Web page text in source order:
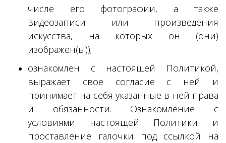
числе его фотографии, а также
видеозаписи или произведения
искусства, на которых он (они)
изображен(ы));
ознакомлен с настоящей Политикой,
выражает свое согласие с ней и
принимает на себя указанные в ней права
и обязанности. Ознакомление с
условиями настоящей Политики и
проставление галочки под ссылкой на